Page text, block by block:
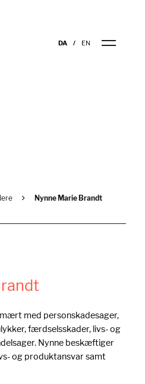
DA EN
Nynne Marie Brandt
med personskadesager,
færdselsskader, livs- og
Nynne beskæftiger
og produktansvar samt